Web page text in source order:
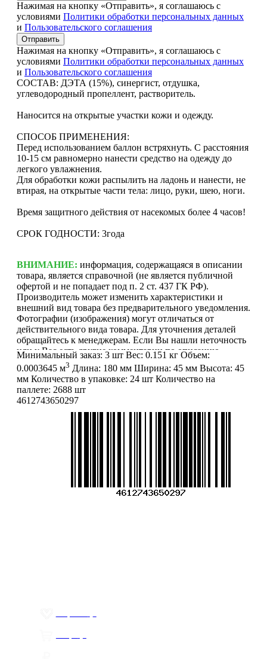
Нажимая на кнопку «Отправить», я соглашаюсь с
условиями Политики обработки персональных данных
и Пользовательского соглашения
Отправить
Нажимая на кнопку «Отправить», я соглашаюсь с
условиями Политики обработки персональных данных
и Пользовательского соглашения
СОСТАВ: ДЭТА (15%), синергист, отдушка,
углеводородный пропеллент, растворитель.
Наносится на открытые участки кожи и одежду.
СПОСОБ ПРИМЕНЕНИЯ:
Перед использованием баллон встряхнуть. С расстояния
10-15 см равномерно нанести средство на одежду до
легкого увлажнения.
Для обработки кожи распылить на ладонь и нанести, не
втирая, на открытые части тела: лицо, руки, шею, ноги.
Время защитного действия от насекомых более 4 часов!
СРОК ГОДНОСТИ: 3года
ВНИМАНИЕ: информация, содержащаяся в описании
товара, является справочной (не является публичной
офертой и не попадает под п. 2 ст. 437 ГК РФ).
Производитель может изменить характеристики и
внешний вид товара без предварительного уведомления.
Фотографии (изображения) могут отличаться от
действительного вида товара. Для уточнения деталей
обращайтесь к менеджерам. Если Вы нашли неточность
или у Вас есть другие комментарии по описанию
товаров - просьба сообщить нам об этом на почту:
info@mirfermer.ru
Минимальный заказ: 3 шт Вес: 0.151 кг Объем:
0.0003645 м3 Длина: 180 мм Ширина: 45 мм Высота: 45
мм Количество в упаковке: 24 шт Количество на
паллете: 2688 шт
4612743650297